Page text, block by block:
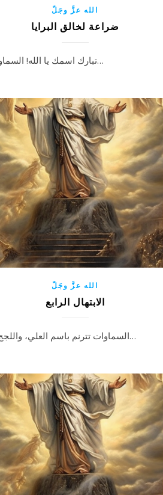
الله عزَّ وجَلّ
ضراعة لخالق البرايا
تبارك اسمك يا الله! السماوات تحدث…
الله عزَّ وجَلّ
الابتهال الرابع
السماوات تترنم باسم العلي، واللجج السحيقة…